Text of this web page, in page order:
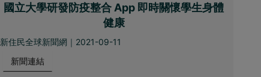
國立大學研發防疫整合 App 即時關懷學生身體
健康
新住民全球新聞網｜2021-09-11
新聞連結